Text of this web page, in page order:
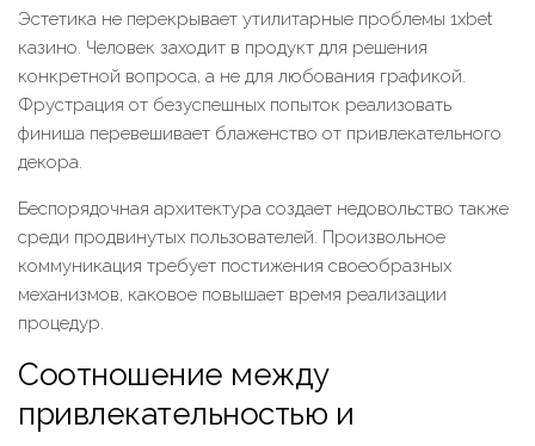
Эстетика не перекрывает утилитарные проблемы 1xbet
казино. Человек заходит в продукт для решения
конкретной вопроса, а не для любования графикой.
Фрустрация от безуспешных попыток реализовать
финиша перевешивает блаженство от привлекательного
декора.
Беспорядочная архитектура создает недовольство также
среди продвинутых пользователей. Произвольное
коммуникация требует постижения своеобразных
механизмов, каковое повышает время реализации
процедур.
Соотношение между
привлекательностью и